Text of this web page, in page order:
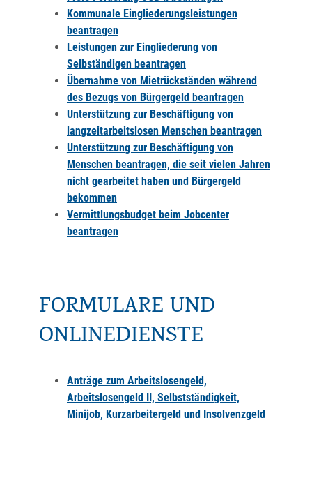
Kommunale Eingliederungsleistungen
beantragen
Leistungen zur Eingliederung von
Selbständigen beantragen
Übernahme von Mietrückständen während
des Bezugs von Bürgergeld beantragen
Unterstützung zur Beschäftigung von
langzeitarbeitslosen Menschen beantragen
Unterstützung zur Beschäftigung von
Menschen beantragen, die seit vielen Jahren
nicht gearbeitet haben und Bürgergeld
bekommen
Vermittlungsbudget beim Jobcenter
beantragen
FORMULARE UND
ONLINEDIENSTE
Anträge zum Arbeitslosengeld,
Arbeitslosengeld II, Selbstständigkeit,
Minijob, Kurzarbeitergeld und Insolvenzgeld